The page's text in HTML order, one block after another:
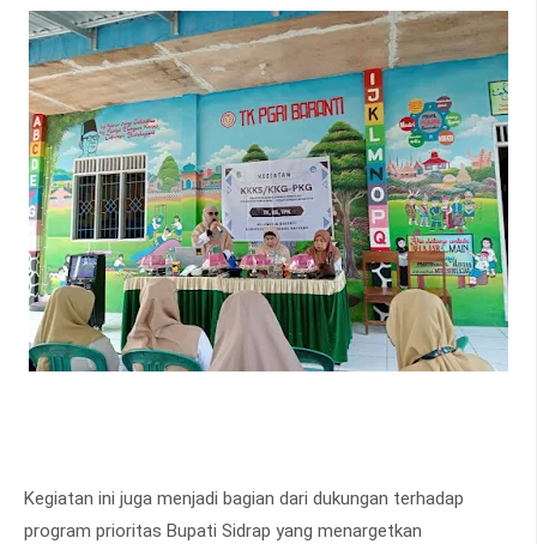
Kegiatan ini juga menjadi bagian dari dukungan terhadap
program prioritas Bupati Sidrap yang menargetkan